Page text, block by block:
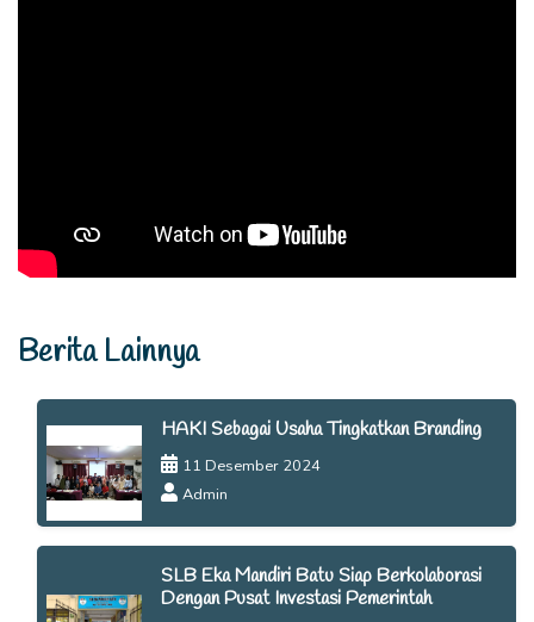
Berita Lainnya
HAKI Sebagai Usaha Tingkatkan Branding
11 Desember 2024
Admin
SLB Eka Mandiri Batu Siap Berkolaborasi
Dengan Pusat Investasi Pemerintah